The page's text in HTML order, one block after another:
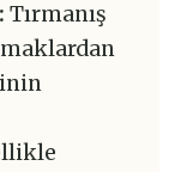
Tırmanış